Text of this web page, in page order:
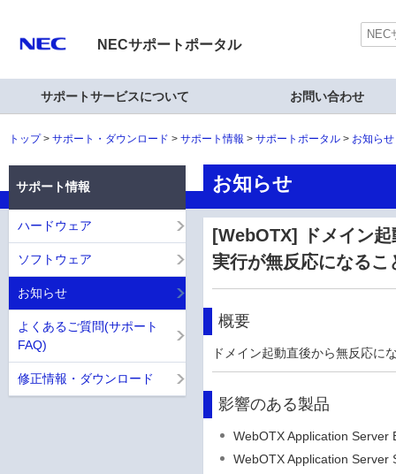
NECサポートポータル
サポートサービスについて お問い合わせ
トップ サポート・ダウンロード サポート情報 サポートポータル お知ら
お知らせ
[WebOTX] ドメイン
実行が無反応になる
概要
ドメイン起動直後から無反応に
影響のある製品
WebOTX Application Server
WebOTX Application Server
サポート情報
ハードウェア
ソフトウェア
お知らせ
よくあるご質問(サポート
FAQ)
修正情報・ダウンロード